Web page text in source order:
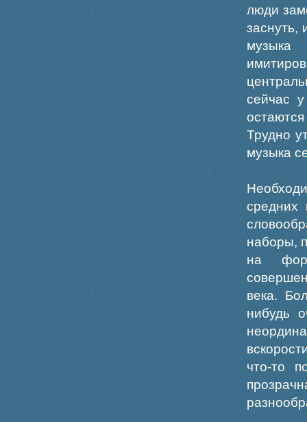
люди
заснуть,
музыка
сейчас
Трудно
музыка
средних
наборы,
на
века.
нибудь
что-то